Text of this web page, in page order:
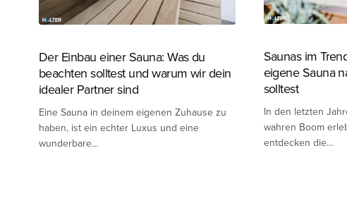
Der Einbau einer Sauna: Was du
beachten solltest und warum wir dein
idealer Partner sind
Eine Sauna in deinem eigenen Zuhause zu
haben, ist ein echter Luxus und eine
wunderbare…
Saunas im
eigene Sauna
solltest
In den letzten
wahren Boom
entdecken die…